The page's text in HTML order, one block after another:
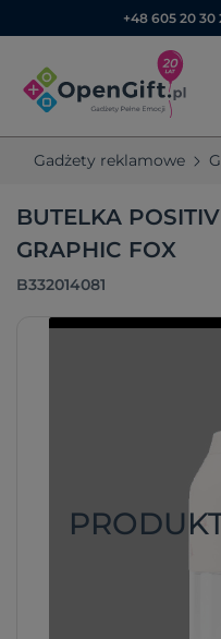
+48 605 20 30
Gadżety reklamowe
BUTELKA
GRAPHIC FOX
B332014081